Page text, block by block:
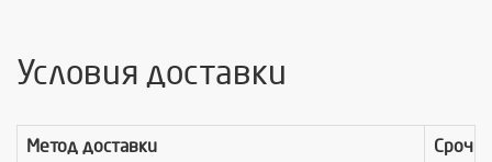
Условия доставки
Метод доставки